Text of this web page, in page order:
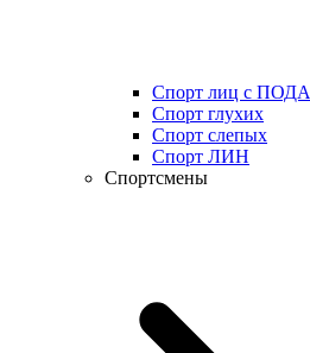
Спорт лиц с ПОДА
Спорт глухих
Спорт слепых
Спорт ЛИН
Спортсмены